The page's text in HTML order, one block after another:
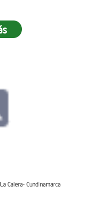
Calera- Cundinamarca